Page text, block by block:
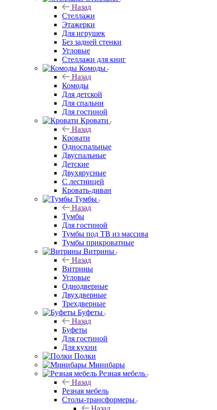
Назад
Стеллажи
Этажерки
Для игрушек
Без задней стенки
Угловые
Стеллажи для книг
Комоды
Назад
Комоды
Для детской
Для спальни
Для гостиной
Кровати
Назад
Кровати
Односпальные
Двуспальные
Детские
Двухярусные
С лестницей
Кровать-диван
Тумбы
Назад
Тумбы
Для гостиной
Тумбы под ТВ из массива
Тумбы прикроватные
Витрины
Назад
Витрины
Угловые
Однодверные
Двухдверные
Трехдверные
Буфеты
Назад
Буфеты
Для гостиной
Для кухни
Полки
Минибары
Резная мебель
Назад
Резная мебель
Столы-трансформеры
Назад